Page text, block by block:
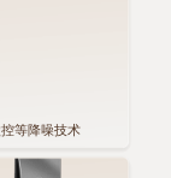
等降噪技术